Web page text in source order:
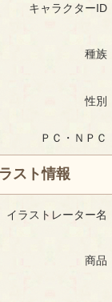
キャラクターID
種族
性別
ＰＣ・ＮＰＣ
スト情報
イラストレーター名
商品